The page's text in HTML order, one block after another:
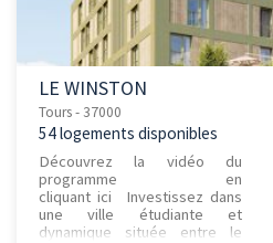
LE WINSTON
Tours - 37000
54 logements disponibles
Découvrez la vidéo du
programme en
cliquant ici Investissez dans
une ville étudiante et
dynamique située entre le